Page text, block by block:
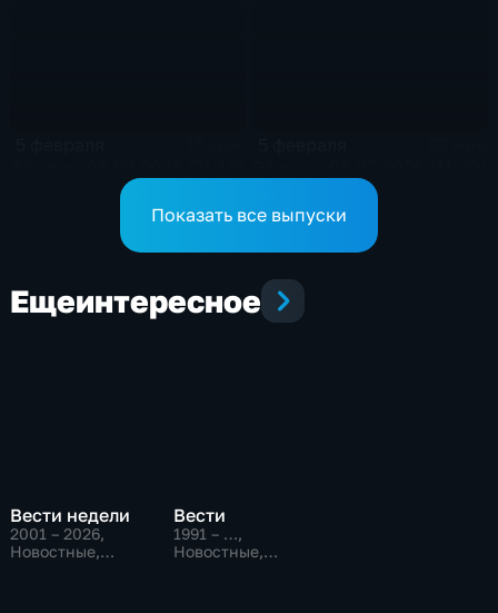
Показать все выпуски
Ещеинтересное
Вести недели
2001 – 2026,
Новостные,
Вести
1991 – …,
Новостные,